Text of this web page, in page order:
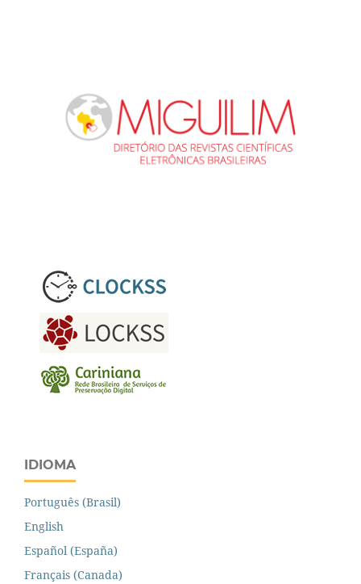
IDIOMA
Português (Brasil)
English
Español (España)
Français (Canada)